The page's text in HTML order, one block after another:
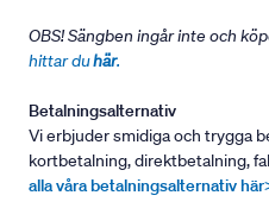
OBS! Sängben ingår inte och
hittar duhär.
Betalningsalternativ
Vi erbjuder smidiga och trygga
kortbetalning, direktbetalning,
alla våra betalningsalternativ